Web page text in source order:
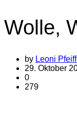
Wolle,
by Leoni
29. Oktober
0
279